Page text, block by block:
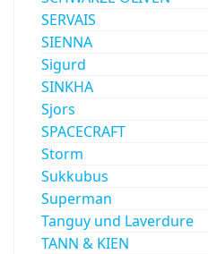
SERVAIS
SIENNA
Sigurd
SINKHA
Sjors
SPACECRAFT
Storm
Sukkubus
Superman
Tanguy und Laverdure
TANN & KIEN